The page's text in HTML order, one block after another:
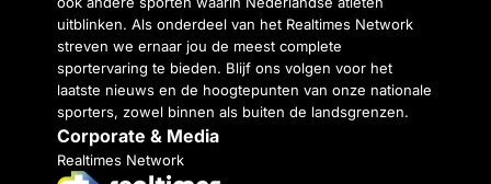
uitblinken. Als onderdeel van het Realtimes Network
streven we ernaar jou de meest complete
sportervaring te bieden. Blijf ons volgen voor het
laatste nieuws en de hoogtepunten van onze nationale
sporters, zowel binnen als buiten de landsgrenzen.
Corporate & Media
Realtimes Network